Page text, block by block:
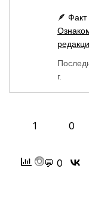
🪶
г.
1 0
💬 0